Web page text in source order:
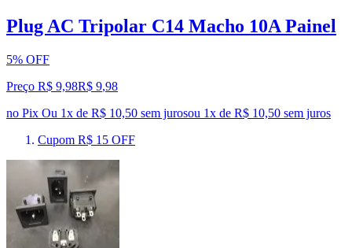
Plug AC Tripolar C14 Macho 10A Painel
5% OFF
Preço R$ 9,98R$ 9,98
no Pix Ou 1x de R$ 10,50 sem jurosou 1x de R$ 10,50 sem juros
Cupom R$ 15 OFF